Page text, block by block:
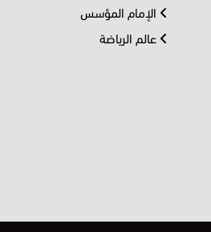
الإمام المؤسس
عالم الرياضة